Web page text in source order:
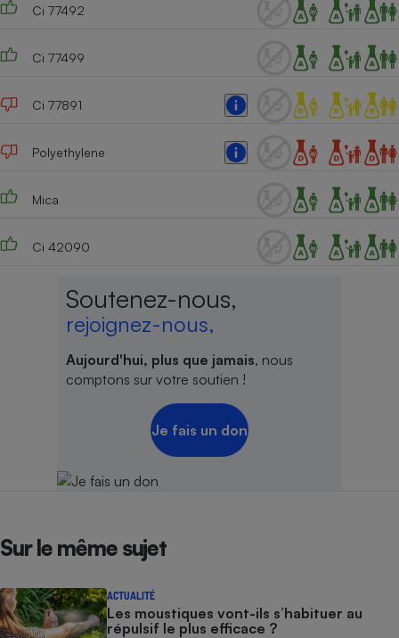
Ci 77492
Ci 77499
Ci 77891
Polyethylene
Mica
Ci 42090
Soutenez-nous,
rejoignez-nous,
Aujourd'hui, plus que jamais, nous
comptons sur votre soutien !
Je fais un don
Sur le même sujet
ACTUALITÉ
Les moustiques vont-ils s’habituer au
répulsif le plus efficace ?